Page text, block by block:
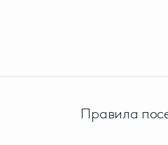
Правила